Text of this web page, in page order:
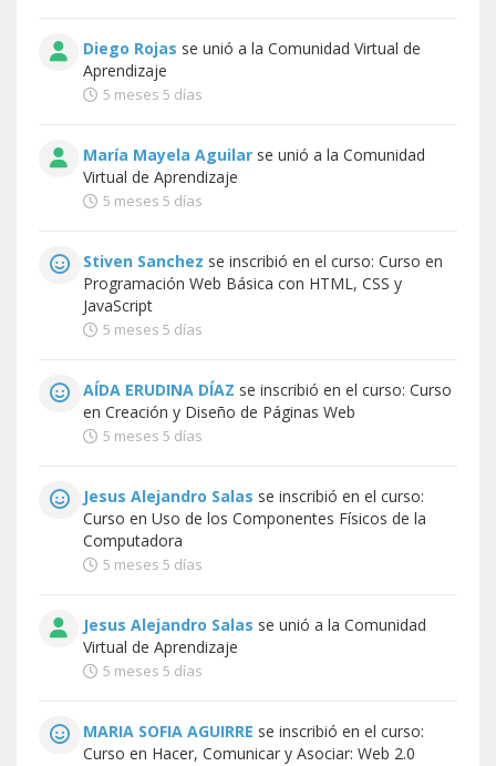
Diego Rojas se unió a la Comunidad Virtual de
Aprendizaje
5 meses 5 días
María Mayela Aguilar se unió a la Comunidad
Virtual de Aprendizaje
5 meses 5 días
Stiven Sanchez se inscribió en el curso: Curso en
Programación Web Básica con HTML, CSS y
JavaScript
5 meses 5 días
AÍDA ERUDINA DÍAZ se inscribió en el curso: Curso
en Creación y Diseño de Páginas Web
5 meses 5 días
Jesus Alejandro Salas se inscribió en el curso:
Curso en Uso de los Componentes Físicos de la
Computadora
5 meses 5 días
Jesus Alejandro Salas se unió a la Comunidad
Virtual de Aprendizaje
5 meses 5 días
MARIA SOFIA AGUIRRE se inscribió en el curso:
Curso en Hacer, Comunicar y Asociar: Web 2.0